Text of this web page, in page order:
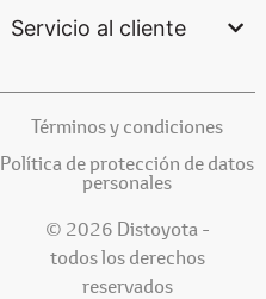
Servicio al cliente
Términos y condiciones
Política de protección de datos
personales
© 2026 Distoyota -
todos los derechos
reservados